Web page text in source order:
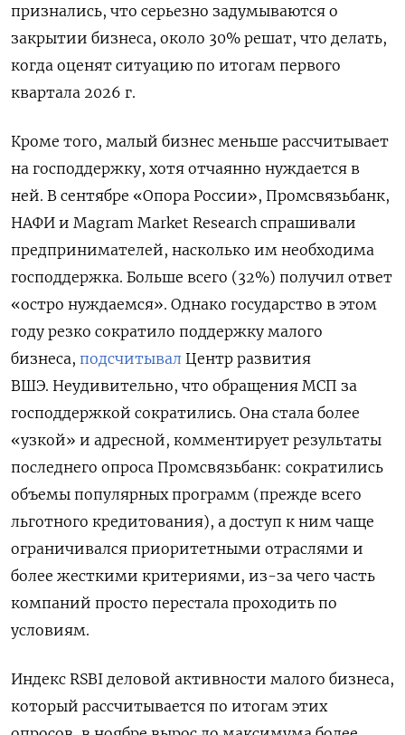
признались, что серьезно задумываются о
закрытии бизнеса, около 30% решат, что делать,
когда оценят ситуацию по итогам первого
квартала 2026 г.
Кроме того, малый бизнес меньше рассчитывает
на господдержку, хотя отчаянно нуждается в
ней. В сентябре «Опора России», Промсвязьбанк,
НАФИ и Magram Market Research спрашивали
предпринимателей, насколько им необходима
господдержка. Больше всего (32%) получил ответ
«остро нуждаемся». Однако государство в этом
году резко сократило поддержку малого
бизнеса, подсчитывал Центр развития
ВШЭ. Неудивительно, что обращения МСП за
господдержкой сократились. Она стала более
«узкой» и адресной, комментирует результаты
последнего опроса Промсвязьбанк: сократились
объемы популярных программ (прежде всего
льготного кредитования), а доступ к ним чаще
ограничивался приоритетными отраслями и
более жесткими критериями, из-за чего часть
компаний просто перестала проходить по
условиям.
Индекс RSBI деловой активности малого бизнеса,
который рассчитывается по итогам этих